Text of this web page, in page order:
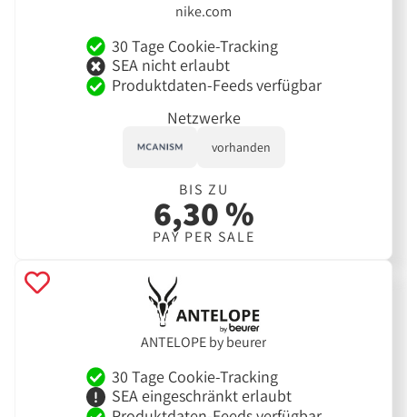
nike.com
30 Tage Cookie-Tracking
SEA nicht erlaubt
Produktdaten-Feeds verfügbar
Netzwerke
vorhanden
BIS ZU
6,30 %
PAY PER SALE
ANTELOPE by beurer
30 Tage Cookie-Tracking
SEA eingeschränkt erlaubt